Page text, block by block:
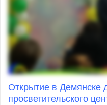
Открытие в Демянске
просветительского